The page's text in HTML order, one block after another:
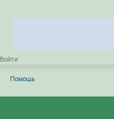
Войти
Помощь